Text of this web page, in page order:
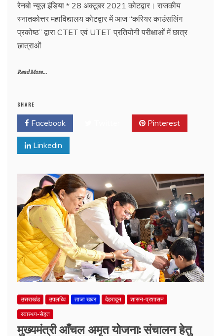
रेनबो न्यूज़ इंडिया * 28 अक्टूबर 2021 कोटद्वार। राजकीय
स्नातकोत्तर महाविद्यालय कोटद्वार में आज “करियर काउंसलिंग
प्रकोष्ठ” द्वारा CTET एवं UTET प्रतियोगी परीक्षाओं में छात्र
छात्राओं
Read More...
SHARE
Facebook Pinterest
Linkedin
उत्तराखंड उपलब्धि ताजा खबर देहरादून
शासन-प्रशासन
स्वास्थ्य-सेहत
मुख्यमंत्री आँचल अमृत योजना: संचालन हेतु